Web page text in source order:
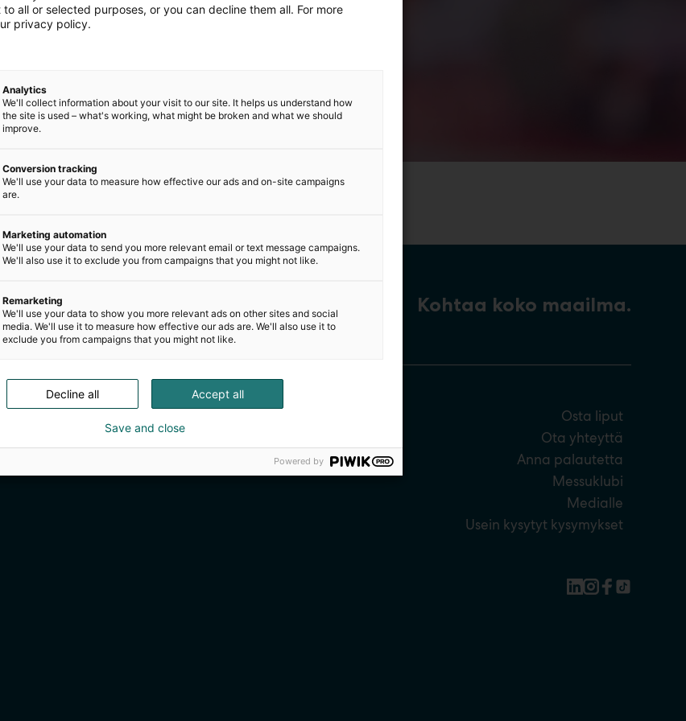
opas
Kohtaa koko maailma.
Osta liput
Ota yhteyttä
Anna palautetta
Messuklubi
Medialle
Usein kysytyt kysymykset
all or selected purposes, or you can decline them all. For more
privacy policy.
Analytics
We'll collect information about your visit to our site. It helps us understand how
the site is used – what's working, what might be broken and what we should
improve.
Conversion tracking
We'll use your data to measure how effective our ads and on-site campaigns
are.
Marketing automation
We'll use your data to send you more relevant email or text message campaigns.
We'll also use it to exclude you from campaigns that you might not like.
Remarketing
We'll use your data to show you more relevant ads on other sites and social
media. We'll use it to measure how effective our ads are. We'll also use it to
exclude you from campaigns that you might not like.
Accept all
Decline all
Save and close
Powered by